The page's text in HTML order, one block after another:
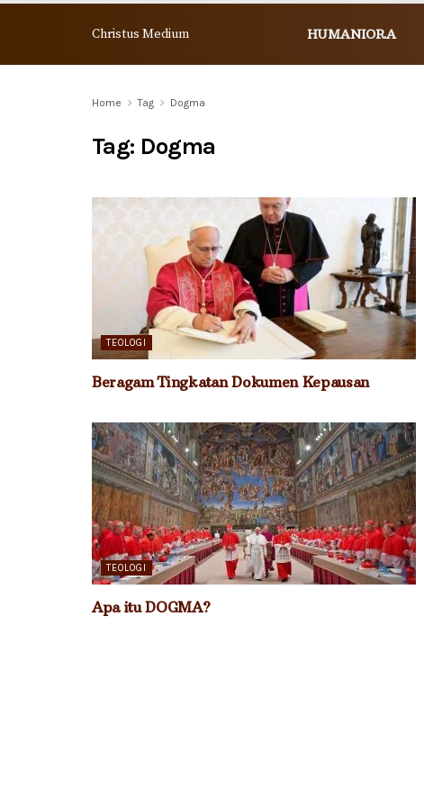
Christus Medium HUMANIORA
Home Tag Dogma
Tag: Dogma
TEOLOGI
Beragam Tingkatan Dokumen Kepausan
TEOLOGI
Apa itu DOGMA?